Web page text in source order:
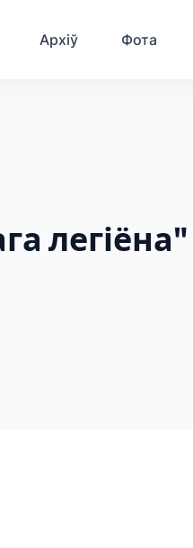
Архіў Фота
легіёна"